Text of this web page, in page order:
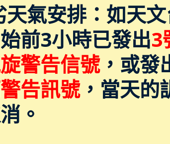
天氣安排：如天
前3小時已發出3
警告信號，或發
告訊號，當天的
。